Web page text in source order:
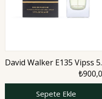
David Walker E135 Vipss
ml Erkek Parfüm |
Sepete Ekle